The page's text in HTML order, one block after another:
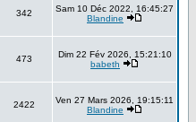
342
Sam 10 Déc 2022, 16:45:27
Blandine
473
Dim 22 Fév 2026, 15:21:10
babeth
2422
Ven 27 Mars 2026, 19:15:11
Blandine